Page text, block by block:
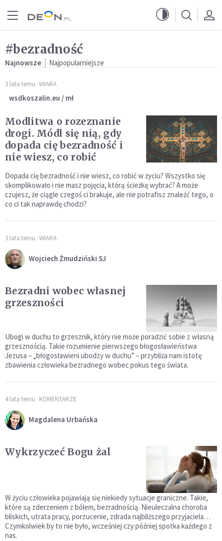
#bezradność
Najnowsze Najpopularniejsze
3 lata temu WIARA
wsdkoszalin.eu / mł
Modlitwa o rozeznanie
drogi. Módl się nią, gdy
dopada cię bezradność i
nie wiesz, co robić
Dopada cię bezradność i nie wiesz, co robić w życiu? Wszystko się
skomplikowało i nie masz pojęcia, którą ścieżkę wybrać? A może
czujesz, że ciągle czegoś ci brakuje, ale nie potrafisz znaleźć tego, o
co ci tak naprawdę chodzi?
3 lata temu WIARA
Wojciech Żmudziński SJ
Bezradni wobec własnej
grzeszności
Ubogi w duchu to grzesznik, który nie może poradzić sobie z własną
grzesznością. Takie rozumienie pierwszego błogosławieństwa
Jezusa – „błogosławieni ubodzy w duchu” – przybliża nam istotę
zbawienia człowieka bezradnego wobec pokus tego świata.
4 lata temu KOMENTARZE
Magdalena Urbańska
Wykrzyczeć Bogu żal
W życiu człowieka pojawiają się niekiedy sytuacje graniczne. Takie,
które są zderzeniem z bólem, bezradnością. Nieuleczalna choroba
bliskich, utrata pracy, porzucenie, zdrada najbliższego przyjaciela…
Czymkolwiek by to nie było, wcześniej czy później spotka każdego z
nas.